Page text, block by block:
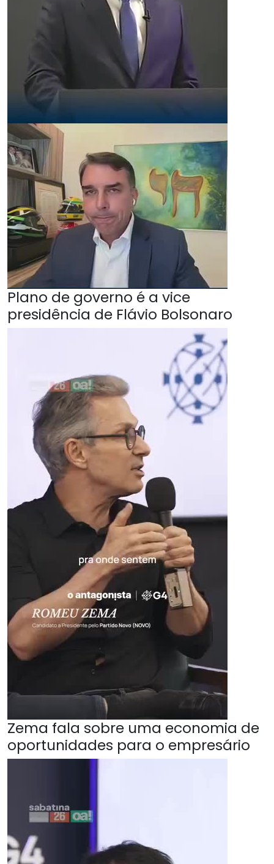
Plano de governo é a vice
presidência de Flávio Bolsonaro
Zema fala sobre uma economia de
oportunidades para o empresário